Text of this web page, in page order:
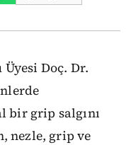
Doç. Dr.
bir grip salgını
nezle, grip ve